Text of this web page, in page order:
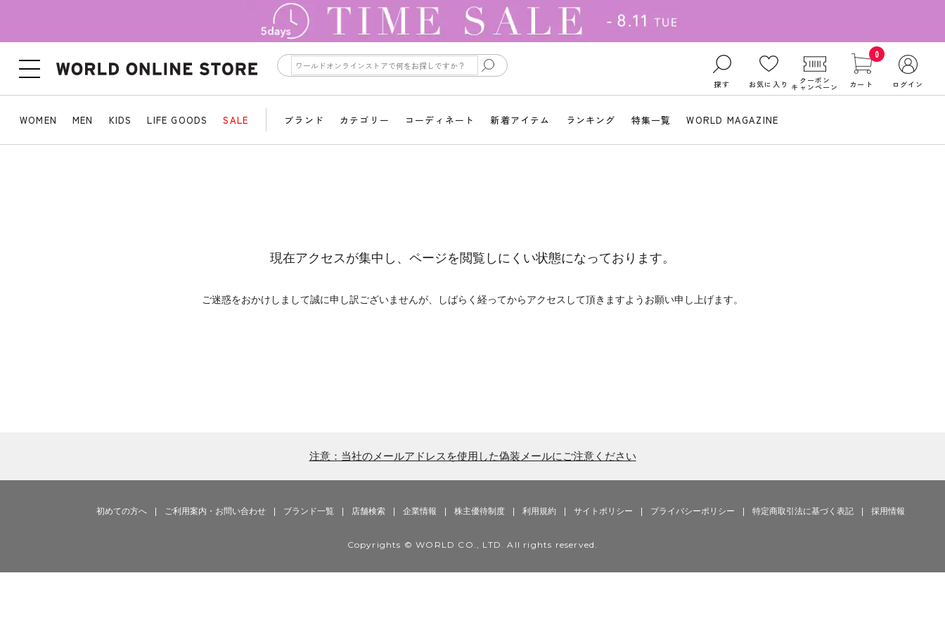
探す お気に入り クーポン
キャンペーン
0
カート ログイン
WOMEN MEN KIDS LIFE GOODS SALE ブランド カテゴリー コーディネート 新着アイテム ランキング 特集一覧 WORLD MAGAZINE
現在アクセスが集中し、ページを閲覧しにくい状態になっております。
ご迷惑をおかけしまして誠に申し訳ございませんが、しばらく経ってからアクセスして頂きますようお願い申し上げます。
注意：当社のメールアドレスを使用した偽装メールにご注意ください
初めての方へ ご利用案内・お問い合わせ ブランド一覧 店舗検索 企業情報 株主優待制度 利用規約 サイトポリシー プライバシーポリシー 特定商取引法に基づく表記 採用情報
Copyrights © WORLD CO., LTD. All rights reserved.